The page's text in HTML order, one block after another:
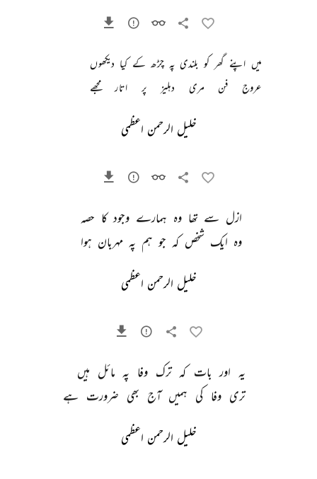
میں اپنے گھر کو بلندی پہ چڑھ کے کیا دیکھوں
عروج
فن مری دہلیز پر اتار مجھے
خلیل الرحمن اعظمی
ازل سے تھا وہ ہمارے وجود کا حصہ
وہ ایک شخص کہ جو ہم پہ مہربان ہوا
خلیل الرحمن اعظمی
یہ اور بات کہ ترک وفا پہ مائل ہیں
تری وفا کی ہمیں آج بھی ضرورت ہے
خلیل الرحمن اعظمی